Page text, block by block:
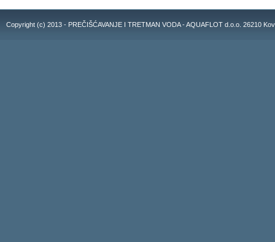
Copyright (c) 2013 - PREČIŠĆAVANJE I TRETMAN VODA - AQUAFLOT d.o.o. 26210